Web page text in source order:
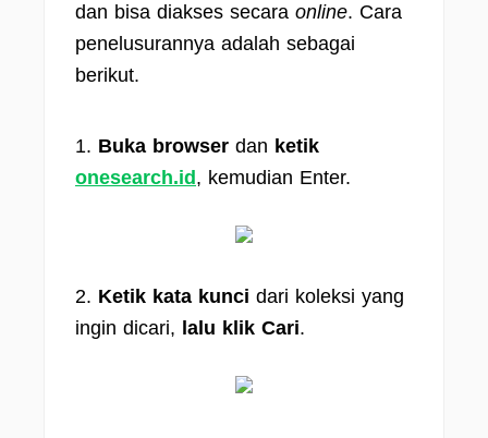
dan bisa diakses secara online. Cara
penelusurannya adalah sebagai
berikut.
1. Buka browser dan ketik
onesearch.id , kemudian Enter.
2. Ketik kata kunci dari koleksi yang
ingin dicari, lalu klik Cari.